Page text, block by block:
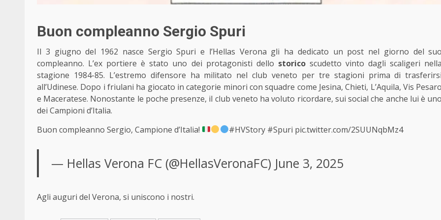
Buon compleanno Sergio Spuri
Il 3 giugno del 1962 nasce Sergio Spuri e l’Hellas Verona gli ha dedicato un post nel giorno del suo
compleanno. L’ex portiere è stato uno dei protagonisti dello storicoscudetto vinto dagli scaligeri nella
stagione 1984-85. L’estremo difensore ha militato nel club veneto per tre stagioni prima di trasferirsi
all’Udinese. Dopo i friulani ha giocato in categorie minori con squadre come Jesina, Chieti, L’Aquila, Vis Pesaro
e Maceratese. Nonostante le poche presenze, il club veneto ha voluto ricordare, sui social che anche lui è uno
dei Campioni d’Italia.
Buon compleanno Sergio, Campione d’Italia!
#HVStory #Spuri pic.twitter.com/2SUUNqbMz4
— Hellas Verona FC (@HellasVeronaFC) June 3, 2025
Agli auguri del Verona, si uniscono i nostri.